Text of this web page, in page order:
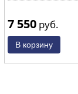
7 550 руб.